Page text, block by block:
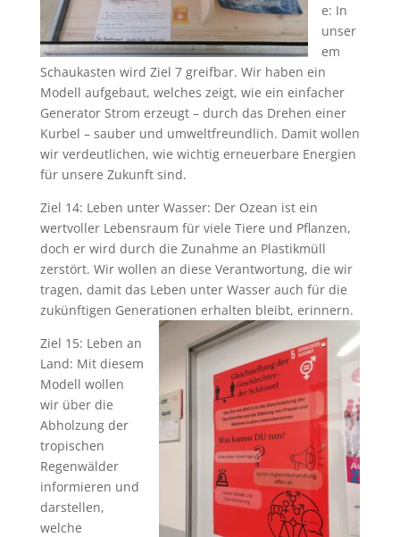
e: In
unser
em
Schaukasten wird Ziel 7 greifbar. Wir haben ein
Modell aufgebaut, welches zeigt, wie ein einfacher
Generator Strom erzeugt – durch das Drehen einer
Kurbel – sauber und umweltfreundlich. Damit wollen
wir verdeutlichen, wie wichtig erneuerbare Energien
für unsere Zukunft sind.
Ziel 14: Leben unter Wasser: Der Ozean ist ein
wertvoller Lebensraum für viele Tiere und Pflanzen,
doch er wird durch die Zunahme an Plastikmüll
zerstört. Wir wollen an diese Verantwortung, die wir
tragen, damit das Leben unter Wasser auch für die
zukünftigen Generationen erhalten bleibt, erinnern.
Ziel 15: Leben an
Land: Mit diesem
Modell wollen
wir über die
Abholzung der
tropischen
Regenwälder
informieren und
darstellen,
welche